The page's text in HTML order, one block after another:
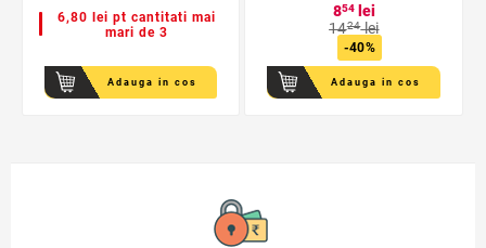
6,80 lei pt cantitati mai
mari de 3
Adauga in cos
854lei
1424lei
-40%
Adauga in cos